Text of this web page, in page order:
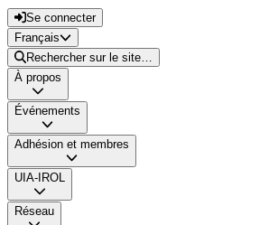
Se connecter
Français
Rechercher sur le site…
À propos
Événements
Adhésion et membres
UIA-IROL
Réseau